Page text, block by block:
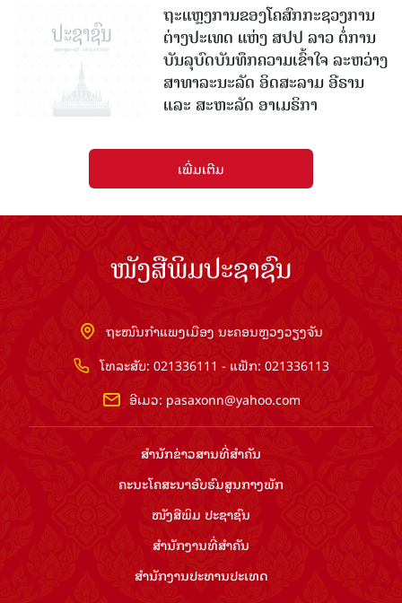
ຖະແຫຼງການຂອງໂຄສົກກະຊວງການ
ຕ່າງປະເທດ ແຫ່ງ ສປປ ລາວ ຕໍ່ການ
ບັນລຸບົດບັນທຶກຄວາມເຂົ້າໃຈ ລະຫວ່າງ
ສາທາລະນະລັດ ອິດສະລາມ ອີຣານ
ແລະ ສະຫະລັດ ອາເມຣິກາ
ເພີ່ມເຕີມ
ໜັງສືພິມປະຊາຊົນ
ຖະໜົນກຳແພງເມືອງ ນະຄອນຫຼວງວຽງຈັນ
ໂທລະສັບ: 021336111 - ແຟັກ: 021336113
ອີເມວ: pasaxonn@yahoo.com
ສຳ​ນັກ​ຂ່າວ​ສານ​ທີ່​ສຳ​ຄັນ​
ຄະນະໂຄສະນາອົບຮົມ​ສູນ​ກາງ​ພັກ
ໜັງສືພິມ ປະ​ຊາ​ຊົນ
ສຳ​ນັກ​ງານ​ທີ່​ສຳ​ຄັນ
ສຳ​ນັກ​ງານ​ປະ​ທານ​ປະ​ເທດ